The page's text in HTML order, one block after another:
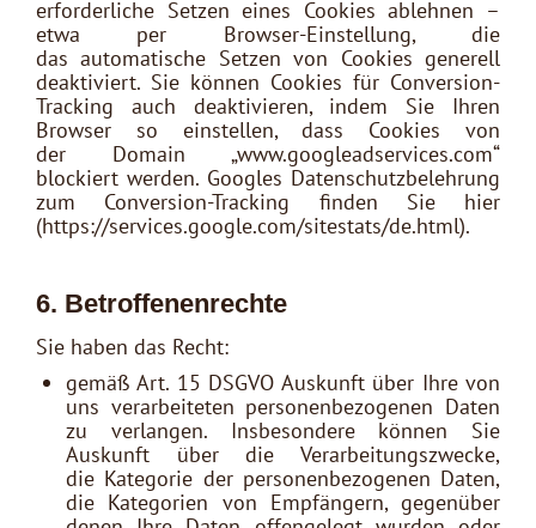
erforderliche Setzen eines Cookies ablehnen –
etwa per Browser-Einstellung, die
das automatische Setzen von Cookies generell
deaktiviert. Sie können Cookies für Conversion-
Tracking auch deaktivieren, indem Sie Ihren
Browser so einstellen, dass Cookies von
der Domain „www.googleadservices.com“
blockiert werden. Googles Datenschutzbelehrung
zum Conversion-Tracking finden Sie hier
(https://services.google.com/sitestats/de.html).
6. Betroffenenrechte
Sie haben das Recht:
gemäß Art. 15 DSGVO Auskunft über Ihre von
uns verarbeiteten personenbezogenen Daten
zu verlangen. Insbesondere können Sie
Auskunft über die Verarbeitungszwecke,
die Kategorie der personenbezogenen Daten,
die Kategorien von Empfängern, gegenüber